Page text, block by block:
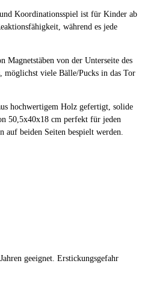
Koordinationsspiel ist für Kinder ab
während es jede
von der Unterseite des
möglichst viele Bälle/Pucks in das Tor
hochwertigem Holz gefertigt, solide
50,5x40x18 cm perfekt für jeden
auf beiden Seiten bespielt werden.
geeignet. Erstickungsgefahr